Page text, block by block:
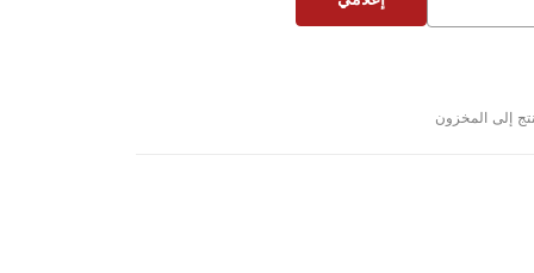
إلى المخزون